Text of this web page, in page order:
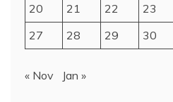
20
21 22 23
27
28 29 30
« Nov Jan »